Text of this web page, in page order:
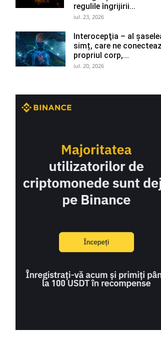
regulile îngrijirii...
iul. 23, 2026
Interocepţia – al
simț, care ne
propriul corp,...
iul. 20, 2026